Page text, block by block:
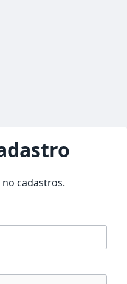
cadastros.